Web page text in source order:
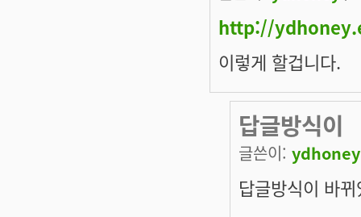
http://
이렇게 할겁니다.
답글방식이
글쓴이: ydhoney
답글방식이 바